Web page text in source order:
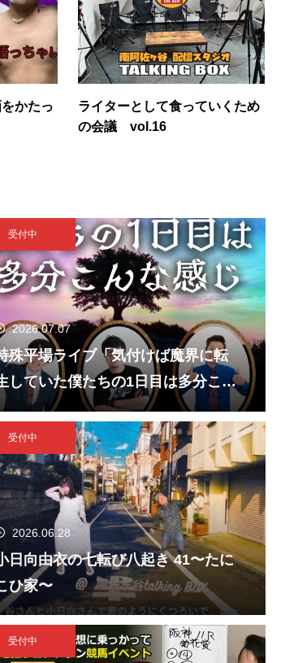
かたっ
ライターとして食っていくため
の会議 vol.16
受付中
2026.07.07
殊平場ライブ「気付けば魔界に転
していた僕たちの1日目は多分こん
感じ」
受付中
2026.06.28
日向由衣の七転び八起き 41〜たに
ひ家〜
受付中